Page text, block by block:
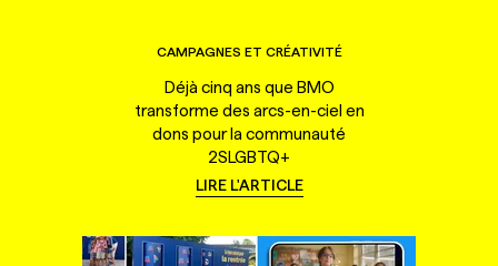
CAMPAGNES ET CRÉATIVITÉ
Déjà cinq ans que BMO
transforme des arcs-en-ciel en
dons pour la communauté
2SLGBTQ+
LIRE L'ARTICLE